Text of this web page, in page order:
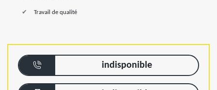
Travail de qualité
indisponible